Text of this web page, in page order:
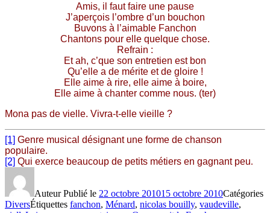
Amis, il faut faire une pause
J’aperçois l’ombre d’un bouchon
Buvons à l’aimable Fanchon
Chantons pour elle quelque chose.
Refrain :
Et ah, c’que son entretien est bon
Qu’elle a de mérite et de gloire !
Elle aime à rire, elle aime à boire,
Elle aime à chanter comme nous. (ter)
Mona pas de vielle. Vivra-t-elle vieille ?
[1] Genre musical désignant une forme de chanson
populaire.
[2] Qui exerce beaucoup de petits métiers en gagnant peu.
AuteurPublié le 22 octobre 201015 octobre 2010Catégories
DiversÉtiquettes fanchon, Ménard, nicolas bouilly, vaudeville,